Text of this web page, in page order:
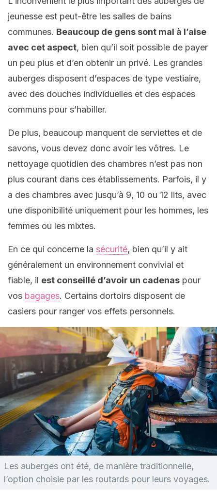
jeunesse est peut-être les salles de bains
communes. Beaucoup de gens sont mal à l’aise
avec cet aspect, bien qu’il soit possible de payer
un peu plus et d’en obtenir un privé. Les grandes
auberges disposent d’espaces de type vestiaire,
avec des douches individuelles et des espaces
communs pour s’habiller.
De plus, beaucoup manquent de serviettes et de
savons, vous devez donc avoir les vôtres. Le
nettoyage quotidien des chambres n’est pas non
plus courant dans ces établissements. Parfois, il y
a des chambres avec jusqu’à 9, 10 ou 12 lits, avec
une disponibilité uniquement pour les hommes, les
femmes ou les mixtes.
En ce qui concerne la sécurité, bien qu’il y ait
généralement un environnement convivial et
fiable, il est conseillé d’avoir un cadenas pour
vos bagages. Certains dortoirs disposent de
casiers pour ranger vos effets personnels.
Les auberges ont été, de manière traditionnelle,
l’option choisie par les routards pour leurs voyages.